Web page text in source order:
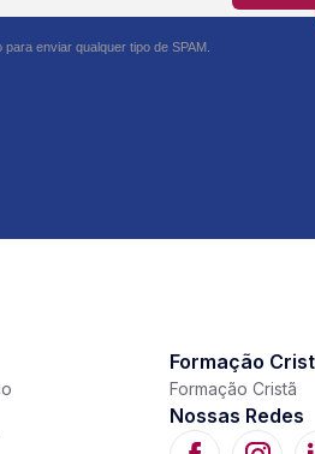
enviar qualquer tipo de SPAM.
Formação
Formação Cristã
Nossas Redes